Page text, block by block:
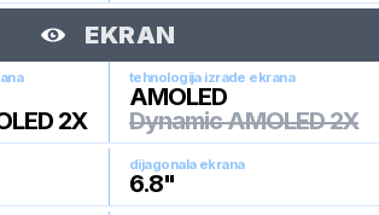
EKRAN
2X
tehnologija izrade ekrana
AMOLED
Dynamic AMOLED 2X
dijagonala ekrana
6.8"